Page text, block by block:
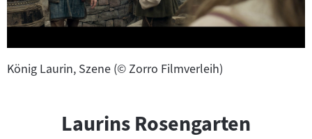
König Laurin, Szene (© Zorro Filmverleih)
Laurins Rosengarten